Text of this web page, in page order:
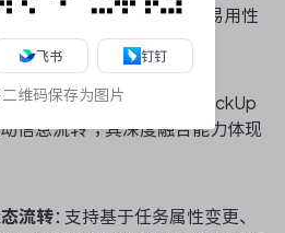
盖广度惊人，但在深度与易用性
极高的治理要求。
度融合能力核心能力
：ClickUp
信息流转”，其深度融合能力体现
流转：支持基于任务属性变更、
飞书 钉钉
维码保存为图片